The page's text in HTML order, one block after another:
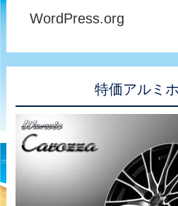
WordPress.org
特価アルミ